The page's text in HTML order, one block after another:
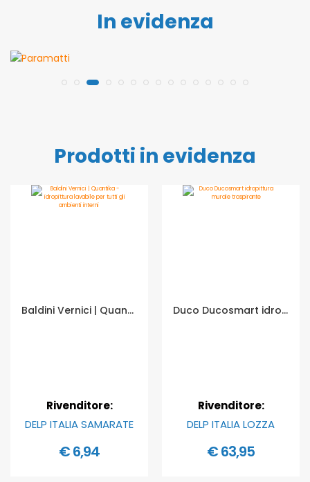
In evidenza
Prodotti in evidenza
Baldini Vernici | Quantika - idropittura lavabile per tutti gli ambienti interni - Formato in litri: 0,75 lt
Rivenditore:
DELP ITALIA SAMARATE
€ 6,94
Duco Ducosmart idropittura murale traspirante - Formato in litri: 14 lt
Rivenditore:
DELP ITALIA LOZZA
€ 63,95